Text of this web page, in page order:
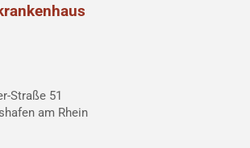
Straße 51
am Rhein